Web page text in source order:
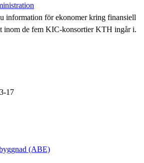
information för ekonomer kring finansiell
inom de fem KIC-konsortier KTH ingår i.
17
(ABE)